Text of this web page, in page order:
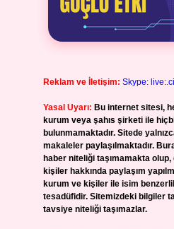
Reklam ve İletişim: Skype:
Yasal Uyarı: Bu internet sitesi,
kurum veya şahıs şirketi ile
bulunmamaktadır. Sitede
makaleler paylaşılmaktadır.
haber niteliği taşımamakta
kişiler hakkında paylaşım
kurum ve kişiler ile isim
tesadüfidir. Sitemizdeki bilgiler
tavsiye niteliği taşımazlar.